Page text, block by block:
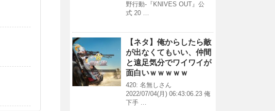
野行動-『KNIVES OUT』公
式 20 …
【ネタ】俺からしたら敵
が出なくてもいい、仲間
と遠足気分でワイワイが
面白いｗｗｗｗｗ
420: 名無しさん
2022/07/04(月) 06:43:06.23 俺
下手 …